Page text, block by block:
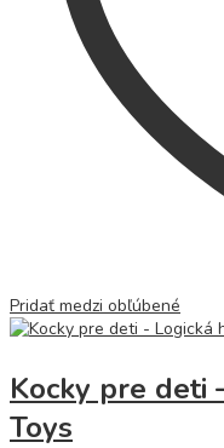
Pridať medzi obľúbené
Kocky pre deti
Toys